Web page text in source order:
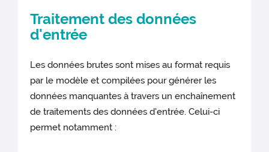
Traitement des données
d'entrée
Les données brutes sont mises au format requis
par le modèle et compilées pour générer les
données manquantes à travers un enchaînement
de traitements des données d'entrée. Celui-ci
permet notamment :